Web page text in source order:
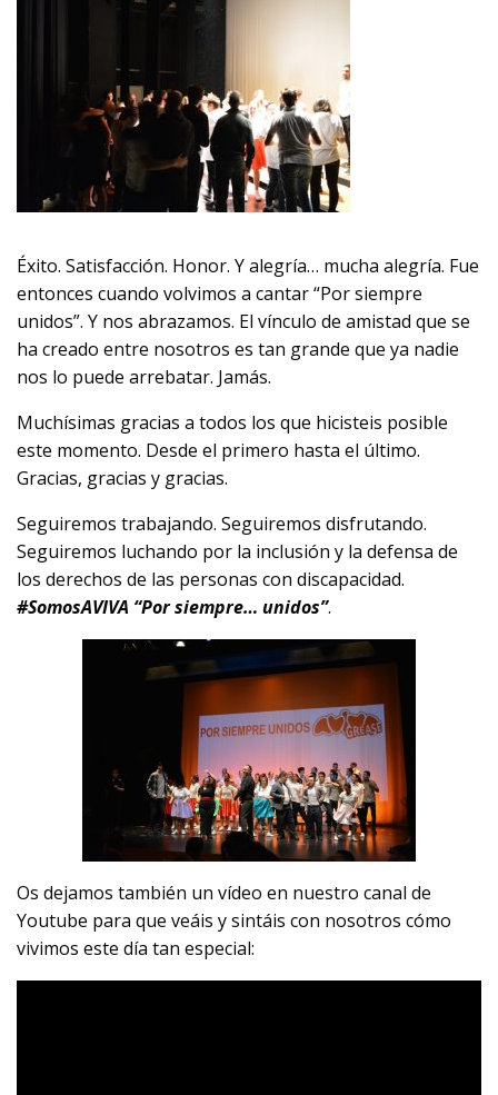
Éxito. Satisfacción. Honor. Y alegría… mucha alegría. Fue
entonces cuando volvimos a cantar “Por siempre
unidos”. Y nos abrazamos. El vínculo de amistad que se
ha creado entre nosotros es tan grande que ya nadie
nos lo puede arrebatar. Jamás.
Muchísimas gracias a todos los que hicisteis posible
este momento. Desde el primero hasta el último.
Gracias, gracias y gracias.
Seguiremos trabajando. Seguiremos disfrutando.
Seguiremos luchando por la inclusión y la defensa de
los derechos de las personas con discapacidad.
#SomosAVIVA “Por siempre… unidos”.
Os dejamos también un vídeo en nuestro canal de
Youtube para que veáis y sintáis con nosotros cómo
vivimos este día tan especial: